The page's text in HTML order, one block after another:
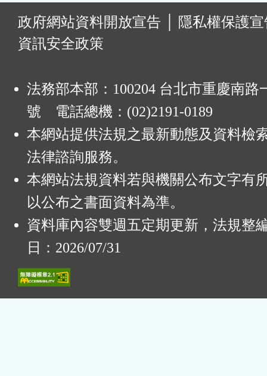
政府網站資料開放宣告
隱私權保護
資訊安全政策
法務部本部：100204 台北市重慶南路
號 電話總機：(02)2191-0189
本網站提供法規之最新動態及資料檢
法律諮詢服務。
本網站法規資料若與機關公布文字有
以公布之書面資料為準。
資料庫內容雙週五定期更新，法規整
日：2026/07/31